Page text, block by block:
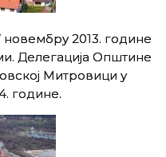
новембру 2013. године
Делегација Oпштине
Митровици у
године.